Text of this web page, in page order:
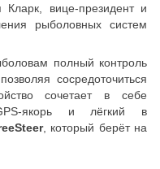
вице-президент и
рыболовных систем
полный контроль
сосредоточиться
сочетает в себе
якорь и лёгкий в
, который берёт на